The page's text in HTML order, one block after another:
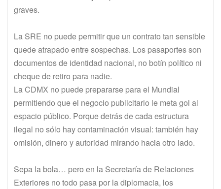
graves.
La SRE no puede permitir que un contrato tan sensible
quede atrapado entre sospechas. Los pasaportes son
documentos de identidad nacional, no botín político ni
cheque de retiro para nadie.
La CDMX no puede prepararse para el Mundial
permitiendo que el negocio publicitario le meta gol al
espacio público. Porque detrás de cada estructura
ilegal no sólo hay contaminación visual: también hay
omisión, dinero y autoridad mirando hacia otro lado.
Sepa la bola… pero en la Secretaría de Relaciones
Exteriores no todo pasa por la diplomacia, los